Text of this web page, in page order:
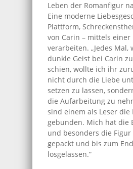
Leben der Romanfigur
Eine moderne
Plattform,
von Carin – mittels einer
verarbeiten. „Jedes Mal,
dunkle Geist bei Carin
schien, wollte ich ihr
nicht durch die Liebe
setzen zu lassen,
die Aufarbeitung zu
sind einem als Leser die
gebunden. Mich hat die
und besonders die Figur
gepackt und bis zum
losgelassen.“